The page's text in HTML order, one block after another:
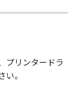
ンの関連会
場合でも
ー、キヤノ
れらの販
プリンタードラ
。